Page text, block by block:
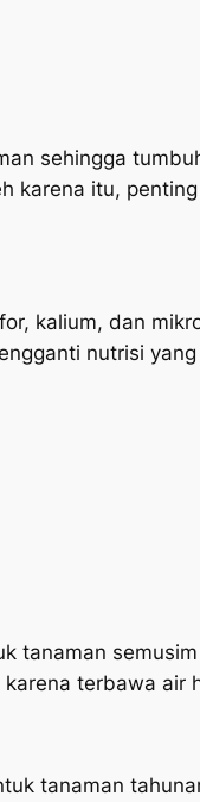
sehingga
karena itu,
kalium, dan
nutrisi
tanaman
terbawa air
tanaman